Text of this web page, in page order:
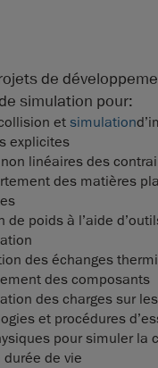
de
simulation pour:
et simulation
explicites
linéaires des
des matières
de poids à l’aide
des échanges
des composants
des charges sur
et procédures
pour simuler la
de vie